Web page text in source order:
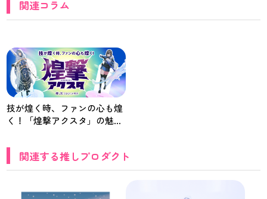
関連コラム
技が煌く時、ファンの心も煌
く！「煌撃アクスタ」の魅力
発】
関連する推しプロダクト